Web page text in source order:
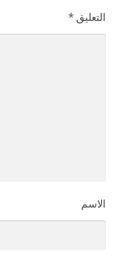
التعليق*
الاسم